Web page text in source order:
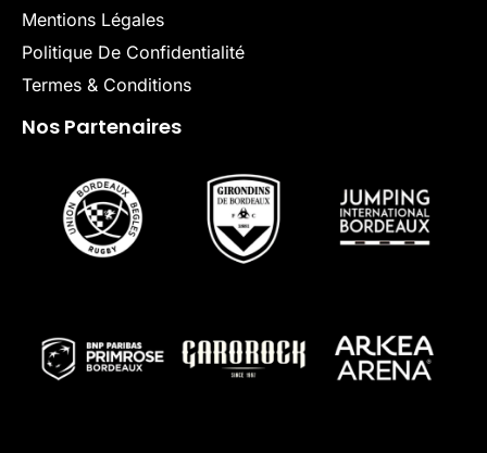
Mentions Légales
Politique De Confidentialité
Termes & Conditions
Nos Partenaires